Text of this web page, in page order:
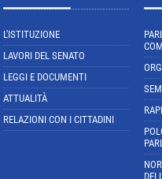
L'ISTITUZIONE
LAVORI DEL SENATO
LEGGI E DOCUMENTI
ATTUALITÀ
RELAZIONI CON I CITTADINI